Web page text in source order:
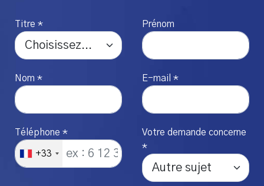
Titre *
Nom *
Téléphone *
+33
Prénom
E-mail *
Votre demande concerne
*